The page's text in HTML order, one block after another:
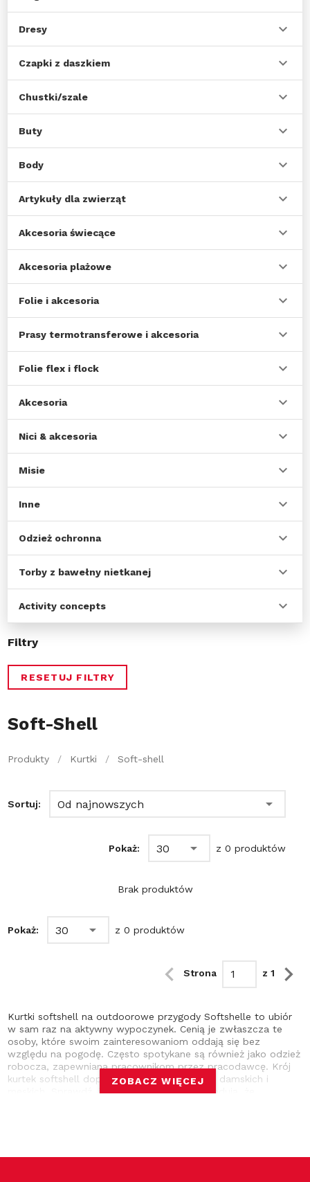
Dresy
Czapki z daszkiem
Chustki/szale
Buty
Body
Artykuły dla zwierząt
Akcesoria świecące
Akcesoria plażowe
Folie i akcesoria
Prasy termotransferowe i akcesoria
Folie flex i flock
Akcesoria
Nici & akcesoria
Misie
Inne
Odzież ochronna
Torby z bawełny nietkanej
Activity concepts
Filtry
RESETUJ FILTRY
Soft-Shell
Produkty / Kurtki / Soft-shell
Sortuj: Od najnowszych
Pokaż: 30 z 0 produktów
Brak produktów
Pokaż: 30 z 0 produktów
Strona z 1
Kurtki softshell na outdoorowe przygody Softshelle to ubiór
w sam raz na aktywny wypoczynek. Cenią je zwłaszcza te
osoby, które swoim zainteresowaniom oddają się bez
względu na pogodę. Często spotykane są również jako odzież
robocza, zapewniana pracownikom przez pracodawcę. Krój
kurtek softshell dopasowuje się do sylwetek damskich i
męskich. Sprawdź, jakie jeszcze zalety powodują, że
ZOBACZ WIĘCEJ